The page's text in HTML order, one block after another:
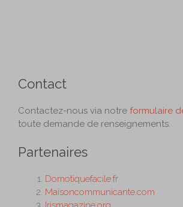
Contact
Contactez-nous via notre formulaire
toute demande de renseignements.
Partenaires
Domotiquefacile.fr
Maisoncommunicante.com